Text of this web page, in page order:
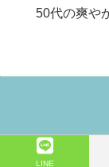
50代の爽や
LINE
Copyright© 50代から